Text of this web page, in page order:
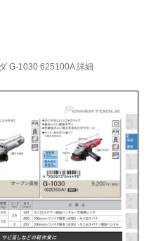
G-1030 625100A 詳細